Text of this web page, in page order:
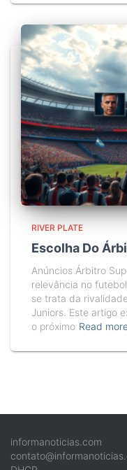
RIVER PLATE
Escolha Do
Anúncios Árbitro
relevância no
se trata da
Juniors. Este artigo
o próximo Read
informanoticias.com